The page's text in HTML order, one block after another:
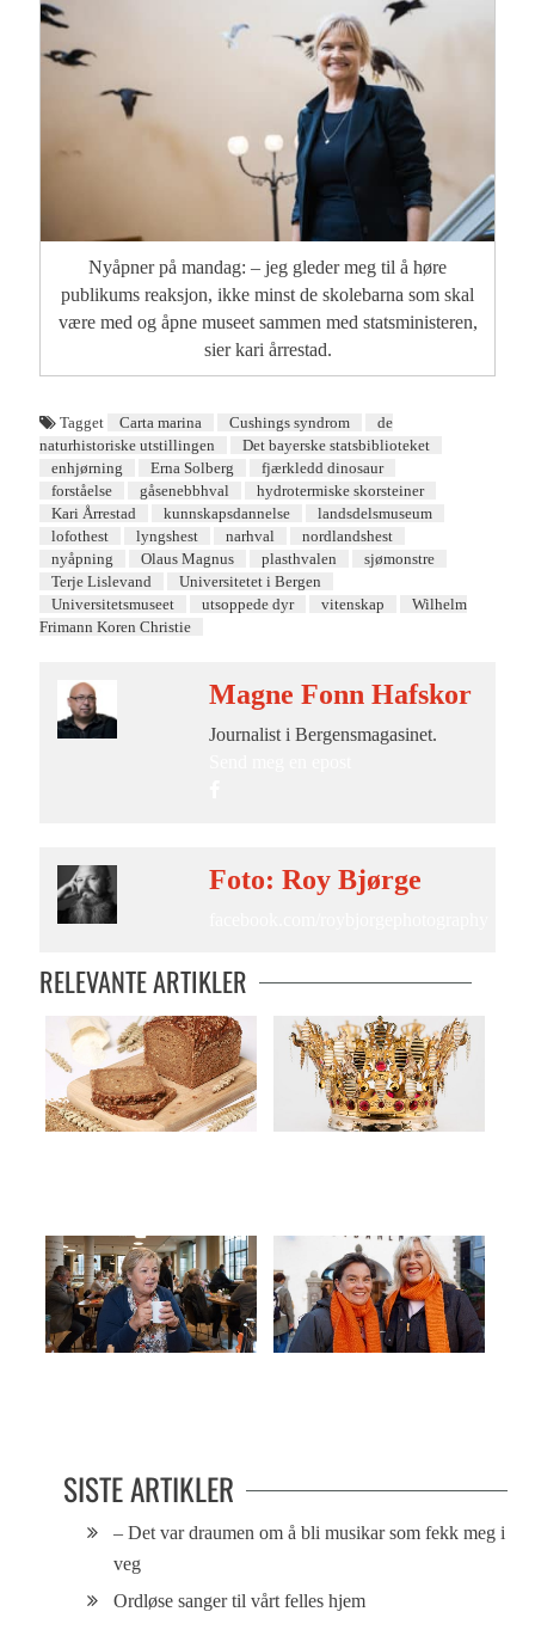
Nyåpner på mandag: – jeg gleder meg til å høre
publikums reaksjon, ikke minst de skolebarna som skal
være med og åpne museet sammen med statsministeren,
sier kari årrestad.
Tagget Carta marina Cushings syndrom
de
naturhistoriske utstillingen
Det bayerske statsbiblioteket
enhjørning
Erna Solberg
fjærkledd dinosaur
forståelse
gåsenebbhval
hydrotermiske skorsteiner
Kari Årrestad
kunnskapsdannelse
landsdelsmuseum
lofothest
lyngshest narhval
nordlandshest
nyåpning
Olaus Magnus plasthvalen
sjømonstre
Terje Lislevand
Universitetet i Bergen
Universitetsmuseet
utsoppede dyr vitenskap
Wilhelm
Frimann Koren Christie
Magne Fonn Hafskor
Journalist i Bergensmagasinet.
Foto: Roy Bjørge
RELEVANTE ARTIKLER
SISTE ARTIKLER
– Det var draumen om å bli musikar som fekk meg i
veg
Ordløse sanger til vårt felles hjem